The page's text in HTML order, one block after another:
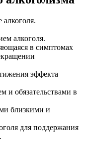
алкоголя.
алкоголя.
в симптомах
эффекта
и обязательствами в
близкими и
для поддержания